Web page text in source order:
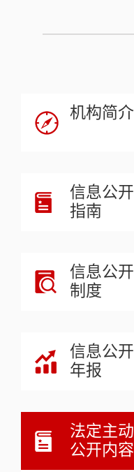
机构简介
信息公开
指南
信息公开
制度
信息公开
年报
法定主动
公开内容